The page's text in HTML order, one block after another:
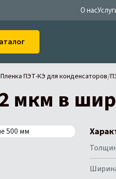
О нас
Пленка ПЭТ-КЭ для конденсаторов/
мкм в